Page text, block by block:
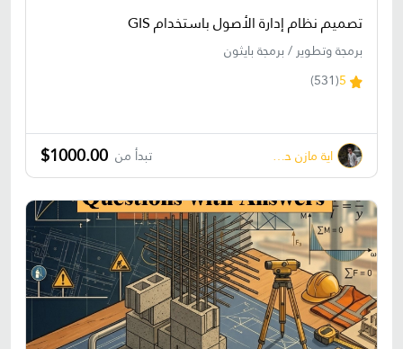
تصميم نظام إدارة الأصول باستخدام GIS
برمجة وتطوير / برمجة بايثون
5
(531)
اية مازن حسونة تبدأ من $1000.00